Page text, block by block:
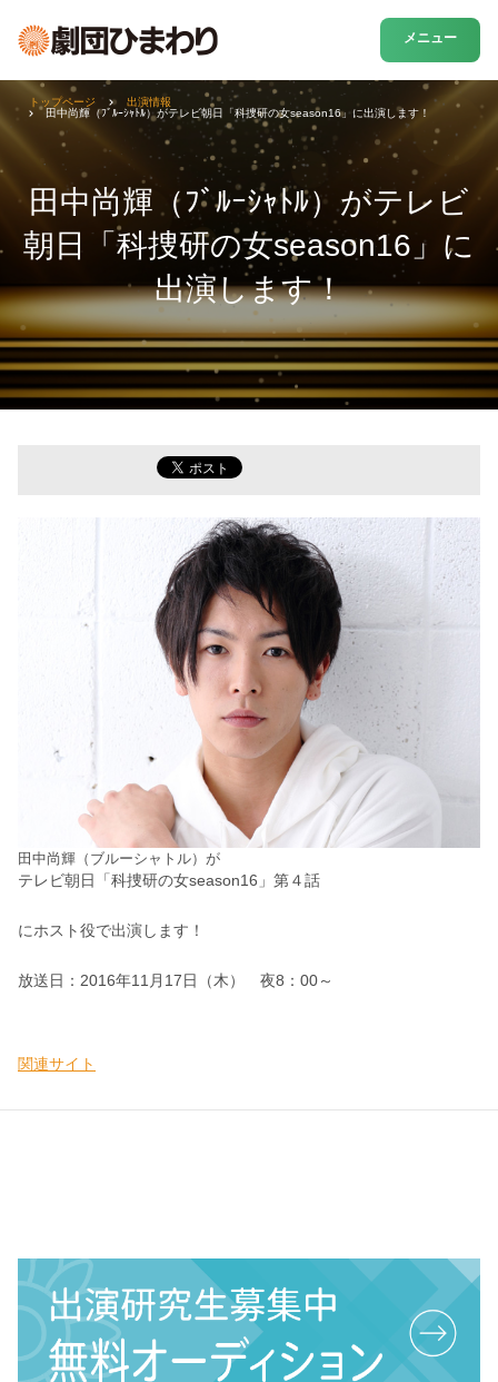
メニュー
田中尚輝（ﾌﾞﾙｰｼｬﾄﾙ）がテレビ
朝日「科捜研の女season16」に
出演します！
トップページ
出演情報
田中尚輝（ﾌﾞﾙｰｼｬﾄﾙ）がテレビ朝日「科捜研の女season16」に出演します！
田中尚輝（ブルーシャトル）が
テレビ朝日「科捜研の女season16」第４話
にホスト役で出演します！
放送日：2016年11月17日（木） 夜8：00～
関連サイト